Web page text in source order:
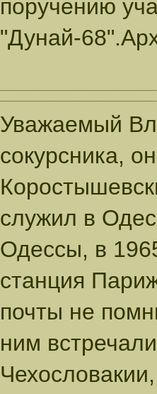
поручению
"Дунай-
Уважаемый
сокурсника,
служил в
Одессы, в
станция
почты не
ним